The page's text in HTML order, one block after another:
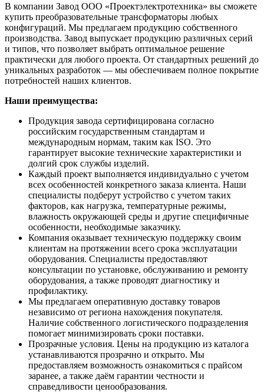
В компании Завод ООО «Проектэлектротехника» вы сможете
купить преобразовательные трансформаторы любых
конфигураций. Мы предлагаем продукцию собственного
производства. Завод выпускает продукцию различных серий
и типов, что позволяет выбрать оптимальное решение
практически для любого проекта. От стандартных решений до
уникальных разработок — мы обеспечиваем полное покрытие
потребностей наших клиентов.
Наши преимущества:
Продукция завода сертифицирована согласно
российским государственным стандартам и
международным нормам, таким как ISO. Это
гарантирует высокие технические характеристики и
долгий срок службы изделий.
Каждый проект выполняется индивидуально с учетом
всех особенностей конкретного заказа клиента. Наши
специалисты подберут устройство с учетом таких
факторов, как нагрузка, температурные режимы,
влажность окружающей среды и другие специфичные
особенности, необходимые заказчику.
Компания оказывает техническую поддержку своим
клиентам на протяжении всего срока эксплуатации
оборудования. Специалисты предоставляют
консультации по установке, обслуживанию и ремонту
оборудования, а также проводят диагностику и
профилактику.
Мы предлагаем оперативную доставку товаров
независимо от региона нахождения покупателя.
Наличие собственного логистического подразделения
помогает минимизировать сроки поставки.
Прозрачные условия. Цены на продукцию из каталога
устанавливаются прозрачно и открыто. Мы
предоставляем возможность ознакомиться с прайсом
заранее, а также даём гарантии честности и
справедливости ценообразования.